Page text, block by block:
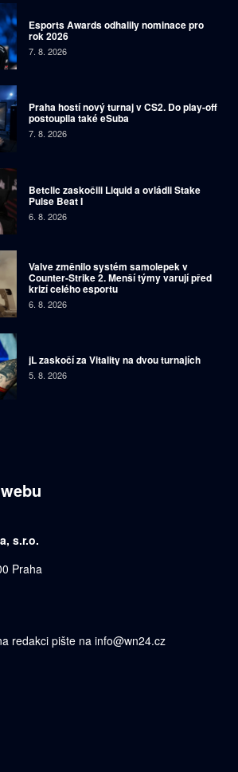
Esports Awards odhalily nominace pro
rok 2026
7. 8. 2026
Praha hostí nový turnaj v CS2. Do play-off
postoupila také eSuba
7. 8. 2026
Betclic zaskočili Liquid a ovládli Stake
Pulse Beat I
6. 8. 2026
Valve změnilo systém samolepek v
Counter-Strike 2. Menší týmy varují před
krizí celého esportu
6. 8. 2026
jL zaskočí za Vitality na dvou turnajích
5. 8. 2026
s.r.o.
Praha
redakci pište na info@wn24.cz